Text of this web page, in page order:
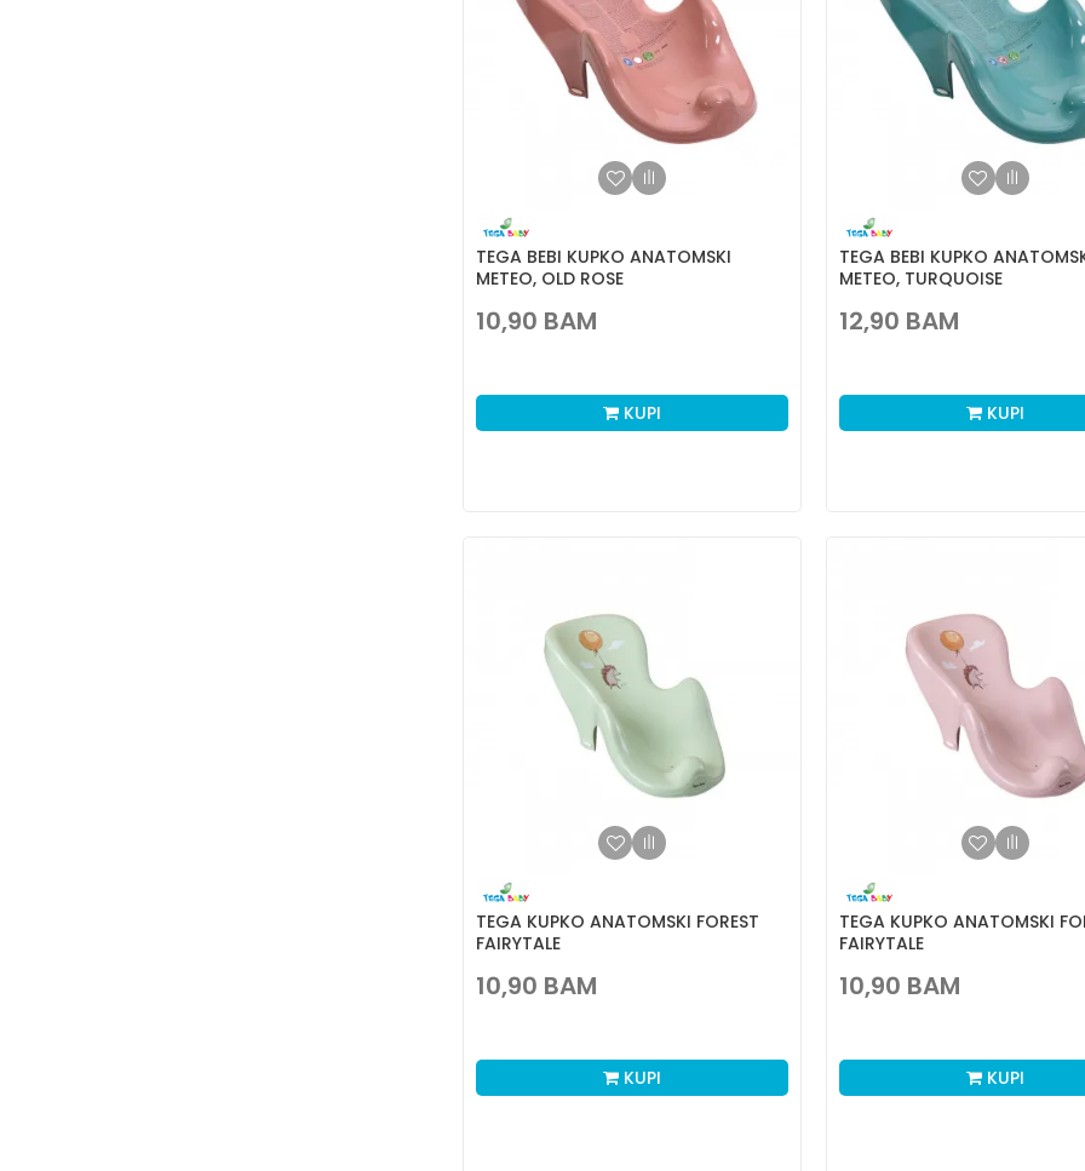
TEGA BEBI KUPKO ANATOMSKI
METEO, OLD ROSE
10,90 BAM
KUPI
TEGA BEBI KUPKO
METEO, TURQUOISE
12,90 BAM
KUPI
TEGA KUPKO ANATOMSKI FOREST
FAIRYTALE
10,90 BAM
KUPI
TEGA KUPKO ANATOMSKI
FAIRYTALE
10,90 BAM
KUPI